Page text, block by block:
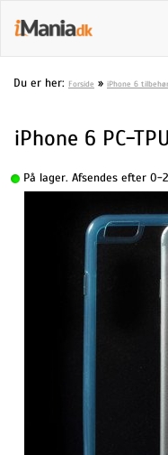
Du er her: Forside » iPhone 6 tilbehør
iPhone 6 PC-
På lager. Afsendes efter 0-